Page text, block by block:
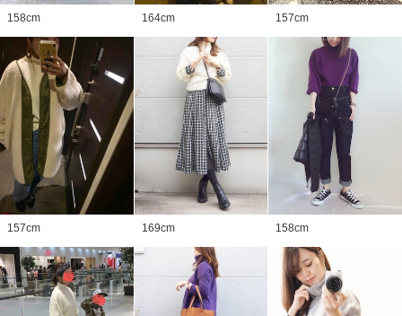
158cm 164cm 157cm
157cm 169cm 158cm